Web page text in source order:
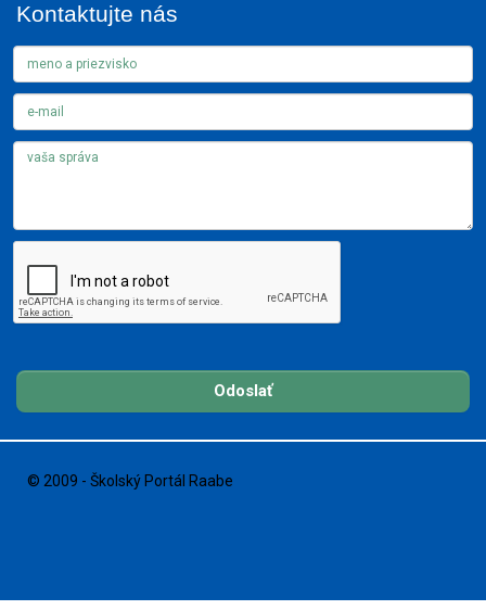
Kontaktujte nás
Odoslať
© 2009 - Školský Portál Raabe